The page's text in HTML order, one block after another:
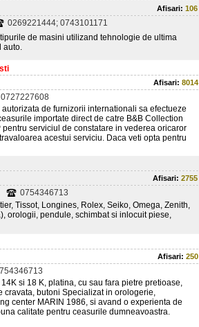
Afisari: 106
0269221444; 0743101171
de masini utilizand tehnologie de ultima
auto.
Afisari: 8014
0727227608
de furnizorii internationali sa efectueze
importate direct de catre B&B Collection
serviciul de constatare in vederea oricaror
acestui serviciu. Daca veti opta pentru
Afisari: 2755
0754346713
Tissot, Longines, Rolex, Seiko, Omega, Zenith,
orologii, pendule, schimbat si inlocuit piese,
Afisari: 250
si 18 K, platina, cu sau fara pietre pretioase,
cravata, butoni Specializat in orologerie,
center MARIN 1986, si avand o experienta de
calitate pentru ceasurile dumneavoastra.